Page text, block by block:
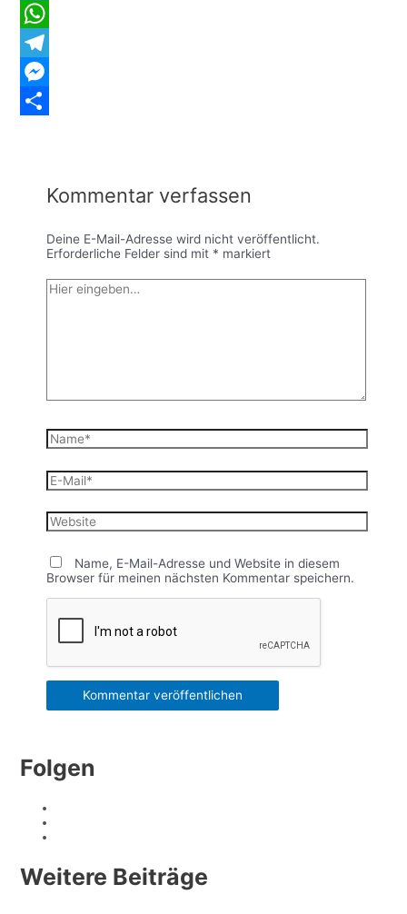
Twitter
WhatsApp
Telegram
Messenger
Kommentar verfassen
Deine E-Mail-Adresse wird nicht veröffentlicht.
Erforderliche Felder sind mit * markiert
Hier
eingeben…
Name*
E-
Mail*
Website
Name, E-Mail-Adresse und Website in diesem
Browser für meinen nächsten Kommentar speichern.
Folgen
Weitere Beiträge